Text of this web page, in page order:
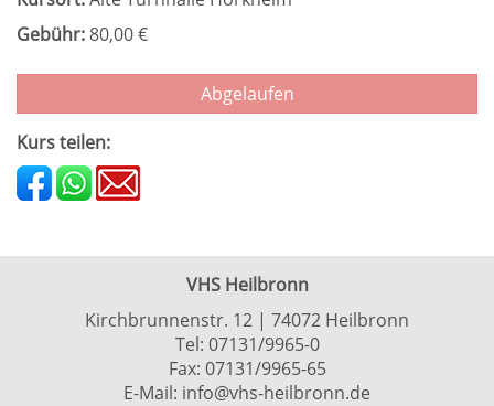
Gebühr:80,00 €
Abgelaufen
Kurs teilen:
VHS Heilbronn
Kirchbrunnenstr. 12 | 74072 Heilbronn
Tel: 07131/9965-0
Fax: 07131/9965-65
E-Mail: info@vhs-heilbronn.de